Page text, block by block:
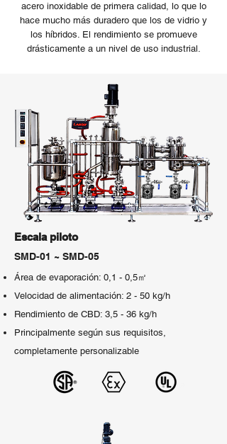
acero inoxidable de primera calidad, lo que lo
hace mucho más duradero que los de vidrio y
los híbridos. El rendimiento se promueve
drásticamente a un nivel de uso industrial.
Escala piloto
SMD-01 ~ SMD-05
Área de evaporación: 0,1 - 0,5㎡
Velocidad de alimentación: 2 - 50 kg/h
Rendimiento de CBD: 3,5 - 36 kg/h
Principalmente según sus requisitos,
completamente personalizable